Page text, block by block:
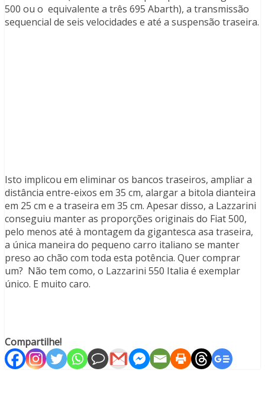
500 ou o equivalente a três 695 Abarth), a transmissão
sequencial de seis velocidades e até a suspensão traseira.
Isto implicou em eliminar os bancos traseiros, ampliar a
distância entre-eixos em 35 cm, alargar a bitola dianteira
em 25 cm e a traseira em 35 cm. Apesar disso, a Lazzarini
conseguiu manter as proporções originais do Fiat 500,
pelo menos até à montagem da gigantesca asa traseira,
a única maneira do pequeno carro italiano se manter
preso ao chão com toda esta potência. Quer comprar
um? Não tem como, o Lazzarini 550 Italia é exemplar
único. E muito caro.
Compartilhe!